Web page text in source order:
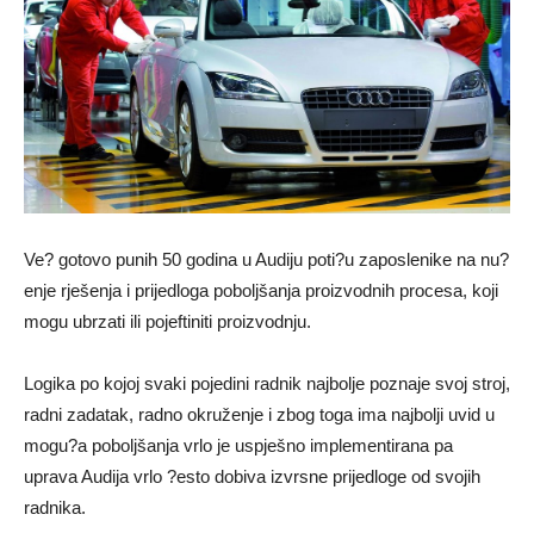
Ve? gotovo punih 50 godina u Audiju poti?u zaposlenike na nu?
enje rješenja i prijedloga poboljšanja proizvodnih procesa, koji
mogu ubrzati ili pojeftiniti proizvodnju.
Logika po kojoj svaki pojedini radnik najbolje poznaje svoj stroj,
radni zadatak, radno okruženje i zbog toga ima najbolji uvid u
mogu?a poboljšanja vrlo je uspješno implementirana pa
uprava Audija vrlo ?esto dobiva izvrsne prijedloge od svojih
radnika.